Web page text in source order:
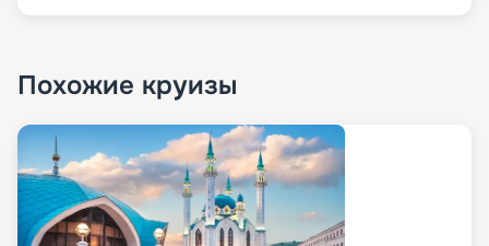
Похожие круизы